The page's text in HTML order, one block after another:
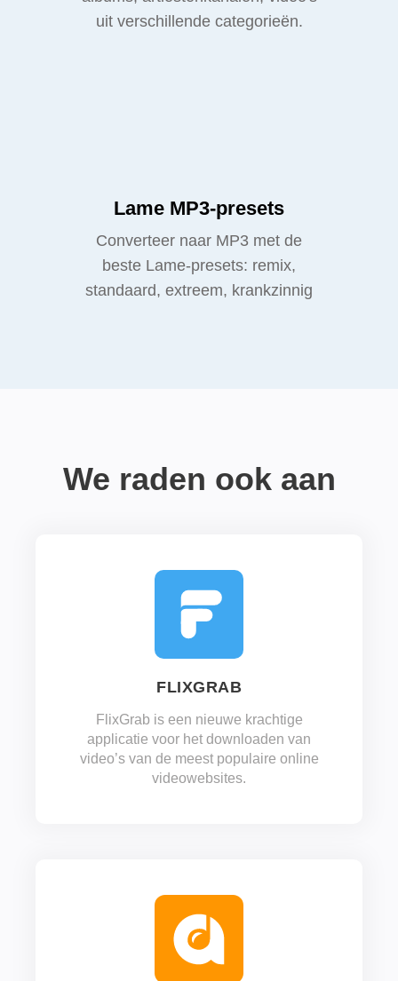
uit verschillende categorieën.
Lame MP3-presets
Converteer naar MP3 met de
beste Lame-presets: remix,
standaard, extreem, krankzinnig
We raden ook aan
FLIXGRAB
FlixGrab is een nieuwe krachtige
applicatie voor het downloaden van
video’s van de meest populaire online
videowebsites.